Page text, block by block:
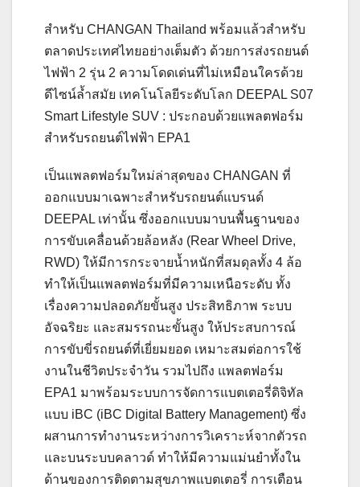
สำหรับ CHANGAN Thailand พร้อมแล้วสำหรับ
ตลาดประเทศไทยอย่างเต็มตัว ด้วยการส่งรถยนต์
ไฟฟ้า 2 รุ่น 2 ความโดดเด่นที่ไม่เหมือนใครด้วย
ดีไซน์ล้ำสมัย เทคโนโลยีระดับโลก DEEPAL S07
Smart Lifestyle SUV : ประกอบด้วยแพลตฟอร์ม
สำหรับรถยนต์ไฟฟ้า EPA1
เป็นแพลตฟอร์มใหม่ล่าสุดของ CHANGAN ที่
ออกแบบมาเฉพาะสำหรับรถยนต์แบรนด์
DEEPAL เท่านั้น ซึ่งออกแบบมาบนพื้นฐานของ
การขับเคลื่อนด้วยล้อหลัง (Rear Wheel Drive,
RWD) ให้มีการกระจายน้ำหนักที่สมดุลทั้ง 4 ล้อ
ทำให้เป็นแพลตฟอร์มที่มีความเหนือระดับ ทั้ง
เรื่องความปลอดภัยขั้นสูง ประสิทธิภาพ ระบบ
อัจฉริยะ และสมรรถนะขั้นสูง ให้ประสบการณ์
การขับขี่รถยนต์ที่เยี่ยมยอด เหมาะสมต่อการใช้
งานในชีวิตประจำวัน รวมไปถึง แพลตฟอร์ม
EPA1 มาพร้อมระบบการจัดการแบตเตอรี่ดิจิทัล
แบบ iBC (iBC Digital Battery Management) ซึ่ง
ผสานการทำงานระหว่างการวิเคราะห์จากตัวรถ
และบนระบบคลาวด์ ทำให้มีความแม่นยำทั้งใน
ด้านของการติดตามสุขภาพแบตเตอรี่ การเตือน